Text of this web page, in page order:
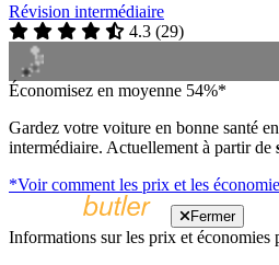
Révision intermédiaire
4.3 (29)
Économisez en moyenne 54%*
Gardez votre voiture en bonne santé
intermédiaire. Actuellement à partir de
*Voir comment les prix et les
Fermer
Informations sur les prix et économies